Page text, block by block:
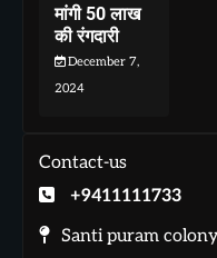
मांगी 50 लाख
की रंगदारी
December 7,
2024
Contact-us
+9411111733
Santi puram